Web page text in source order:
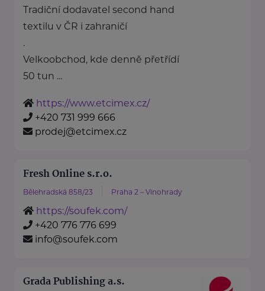
Tradiční dodavatel second hand
textilu v ČR i zahraničí
.
Velkoobchod, kde denně přetřídí
50 tun ...
https://www.etcimex.cz/
+420 731 999 666
prodej@etcimex.cz
Fresh Online s.r.o.
Bělehradská 858/23 Praha 2 – Vinohrady
https://soufek.com/
+420 776 776 699
info@soufek.com
Grada Publishing a.s.